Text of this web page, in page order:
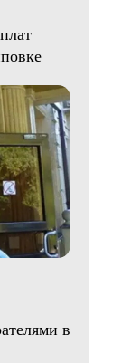
в